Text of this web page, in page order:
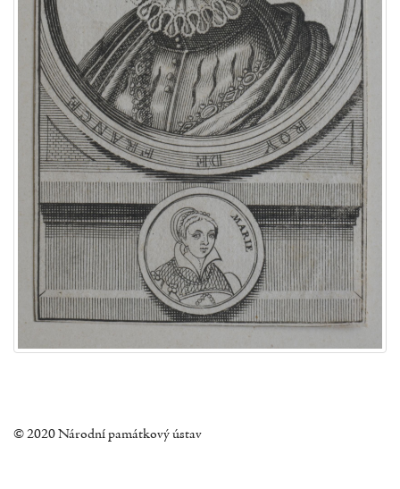
© 2020 Národní památkový ústav